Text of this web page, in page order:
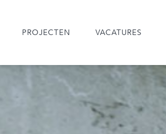
PROJECTEN VACATURES